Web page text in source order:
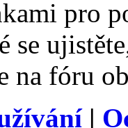
pro
se
na fóru
|